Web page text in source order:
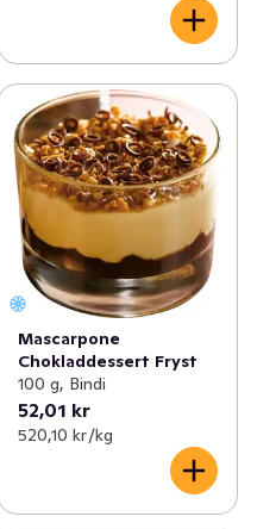
Mascarpone
Chokladdessert Fryst
100 g, Bindi
52,01 kr
520,10 kr /kg